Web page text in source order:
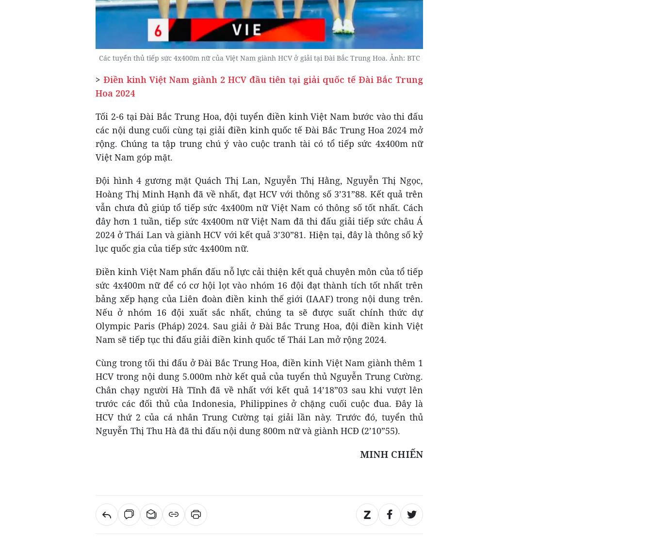
Các tuyển thủ tiếp sức 4x400m nữ của Việt Nam giành HCV ở giải tại Đài Bắc Trung Hoa. Ảnh: BTC
> Điền kinh Việt Nam giành 2 HCV đầu tiên tại giải quốc tế Đài Bắc Trung
Hoa 2024
Tối 2-6 tại Đài Bắc Trung Hoa, đội tuyển điền kinh Việt Nam bước vào thi đấu
các nội dung cuối cùng tại giải điền kinh quốc tế Đài Bắc Trung Hoa 2024 mở
rộng. Chúng ta tập trung chú ý vào cuộc tranh tài có tổ tiếp sức 4x400m nữ
Việt Nam góp mặt.
Đội hình 4 gương mặt Quách Thị Lan, Nguyễn Thị Hằng, Nguyễn Thị Ngọc,
Hoàng Thị Minh Hạnh đã về nhất, đạt HCV với thông số 3’31”88. Kết quả trên
vẫn chưa đủ giúp tổ tiếp sức 4x400m nữ Việt Nam có thông số tốt nhất. Cách
đây hơn 1 tuần, tiếp sức 4x400m nữ Việt Nam đã thi đấu giải tiếp sức châu Á
2024 ở Thái Lan và giành HCV với kết quả 3’30”81. Hiện tại, đây là thông số kỷ
lục quốc gia của tiếp sức 4x400m nữ.
Điền kinh Việt Nam phấn đấu nỗ lực cải thiện kết quả chuyên môn của tổ tiếp
sức 4x400m nữ để có cơ hội lọt vào nhóm 16 đội đạt thành tích tốt nhất trên
bảng xếp hạng của Liên đoàn điền kinh thế giới (IAAF) trong nội dung trên.
Nếu ở nhóm 16 đội xuất sắc nhất, chúng ta sẽ được suất chính thức dự
Olympic Paris (Pháp) 2024. Sau giải ở Đài Bắc Trung Hoa, đội điền kinh Việt
Nam sẽ tiếp tục thi đấu giải điền kinh quốc tế Thái Lan mở rộng 2024.
Cùng trong tối thi đấu ở Đài Bắc Trung Hoa, điền kinh Việt Nam giành thêm 1
HCV trong nội dung 5.000m nhờ kết quả của tuyển thủ Nguyễn Trung Cường.
Chân chạy người Hà Tĩnh đã về nhất với kết quả 14’18”03 sau khi vượt lên
trước các đối thủ của Indonesia, Philippines ở chặng cuối cuộc đua. Đây là
HCV thứ 2 của cá nhân Trung Cường tại giải lần này. Trước đó, tuyển thủ
Nguyễn Thị Thu Hà đã thi đấu nội dung 800m nữ và giành HCĐ (2’10”55).
MINH CHIẾN